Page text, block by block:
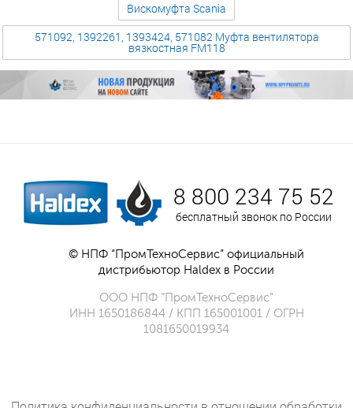
Вискомуфта Scania
571092, 1392261, 1393424, 571082 Муфта вентилятора
вязкостная FM118
8 800 234 75 52
бесплатный звонок по России
© НПФ “ПромТехноСервис” официальный
дистрибьютор Haldex в России
ООО НПФ “ПромТехноСервис”
ИНН 1650186844 / КПП 165001001 / ОГРН
1081650019934